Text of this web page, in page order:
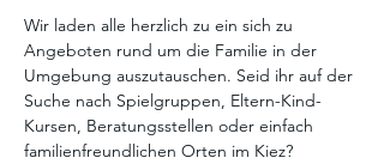
Wir laden alle herzlich zu ein sich zu
Angeboten rund um die Familie in der
Umgebung auszutauschen. Seid ihr auf der
Suche nach Spielgruppen, Eltern-Kind-
Kursen, Beratungsstellen oder einfach
familienfreundlichen Orten im Kiez?